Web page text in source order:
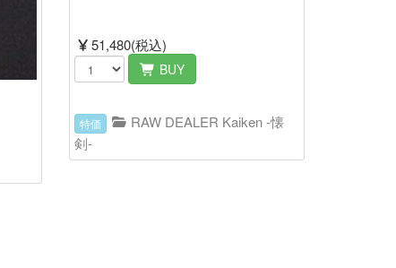
51,480(税込)
BUY
特価
RAW DEALER Kaiken -懐
剣-